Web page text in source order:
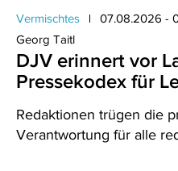
Vermischtes 07.08.2026 -
Georg Taitl
DJV erinnert vor
Pressekodex für
Redaktionen trügen die
Verantwortung für alle